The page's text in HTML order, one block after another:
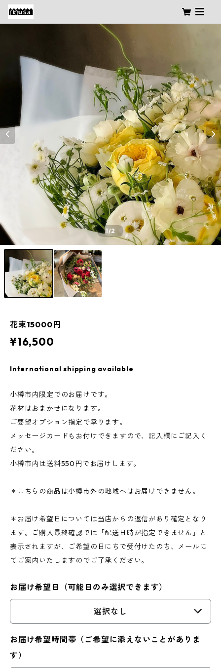
1/2
花束15000円
¥16,500
International shipping available
小樽市内限定でのお届けです。
花材はおまかせになります。
ご要望オプション指定で承ります。
メッセージカードもお付けできますので、記入欄にご記入く
ださい。
小樽市内は送料550円でお届けします。
＊こちらの商品は小樽市外の地域へはお届けできません。
＊お届け希望日については当店からの返信があり確定となり
ます。ご購入最終確認では「配送日時が指定できません」と
表示されますが、ご希望の日にちで受付けたのち、メールに
てご案内いたしますのでご了承ください。
お届け希望日（可能日のみ選択できます）
選択なし
お届け希望時間帯（ご希望に添えないことがありま
す）